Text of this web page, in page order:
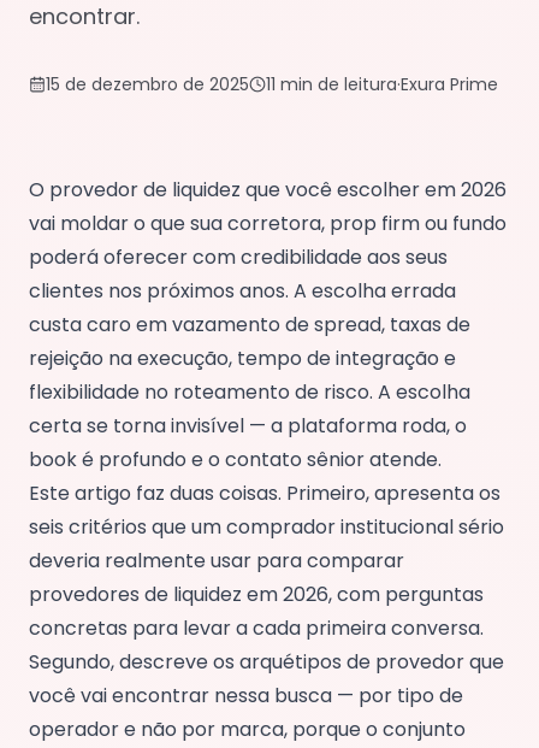
encontrar.
15 de dezembro de 2025 11 min de leitura·Exura Prime
O provedor de liquidez que você escolher em 2026
vai moldar o que sua corretora, prop firm ou fundo
poderá oferecer com credibilidade aos seus
clientes nos próximos anos. A escolha errada
custa caro em vazamento de spread, taxas de
rejeição na execução, tempo de integração e
flexibilidade no roteamento de risco. A escolha
certa se torna invisível — a plataforma roda, o
book é profundo e o contato sênior atende.
Este artigo faz duas coisas. Primeiro, apresenta os
seis critérios que um comprador institucional sério
deveria realmente usar para comparar
provedores de liquidez em 2026, com perguntas
concretas para levar a cada primeira conversa.
Segundo, descreve os arquétipos de provedor que
você vai encontrar nessa busca — por tipo de
operador e não por marca, porque o conjunto